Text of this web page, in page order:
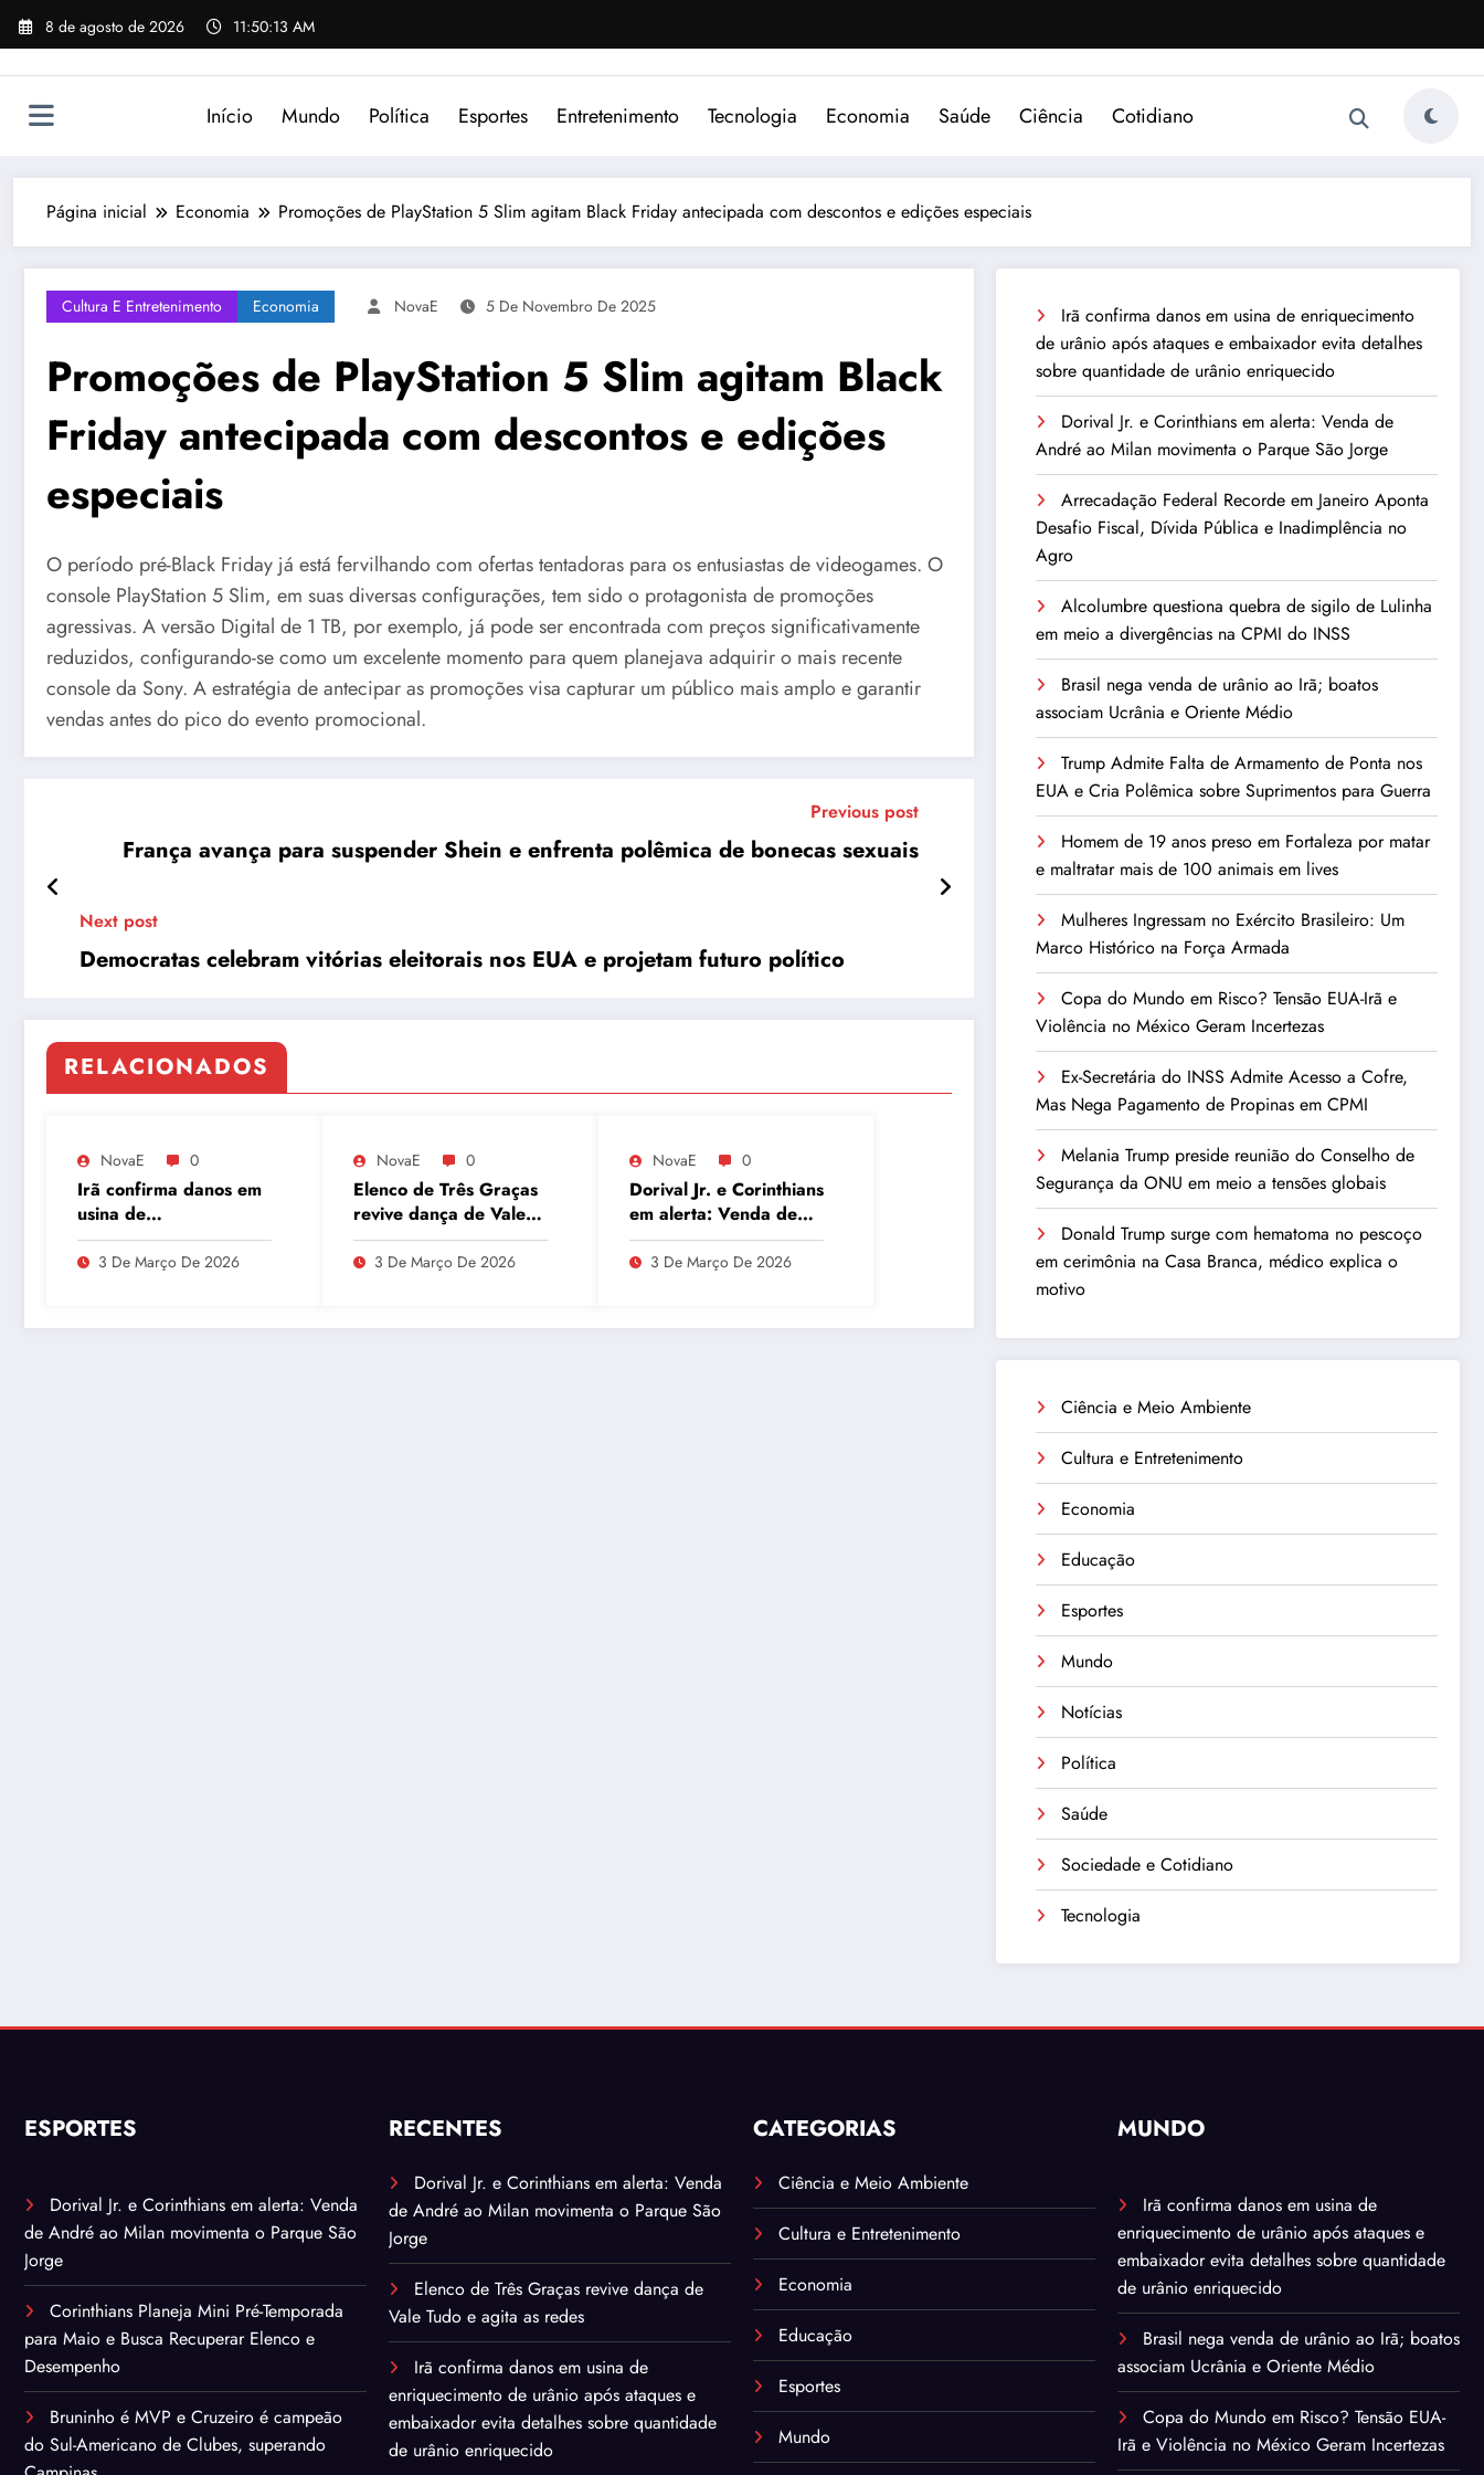
Pular
para
8 de agosto de 2026 11:50:13 AM
Início Mundo Política Esportes Entretenimento Tecnologia Economia Saúde Ciência Cotidiano
Página inicial Economia Promoções de PlayStation 5 Slim agitam Black Friday antecipada com descontos e edições especiais
Cultura E Entretenimento Economia NovaE 5 De Novembro De 2025
Promoções de PlayStation 5 Slim agitam Black
Friday antecipada com descontos e edições
especiais
O período pré-Black Friday já está fervilhando com ofertas tentadoras para os entusiastas de videogames. O
console PlayStation 5 Slim, em suas diversas configurações, tem sido o protagonista de promoções
agressivas. A versão Digital de 1 TB, por exemplo, já pode ser encontrada com preços significativamente
reduzidos, configurando-se como um excelente momento para quem planejava adquirir o mais recente
console da Sony. A estratégia de antecipar as promoções visa capturar um público mais amplo e garantir
vendas antes do pico do evento promocional.
Previous post
França avança para suspender Shein e enfrenta polêmica de bonecas sexuais
Next post
Democratas celebram vitórias eleitorais nos EUA e projetam futuro político
RELACIONADOS
NovaE 0
Irã confirma danos em
usina de
enriquecimento de
urânio após ataques e
quantidade de urânio
3 De Março De 2026
NovaE 0
Elenco de Três Graças
revive dança de Vale
Tudo e agita as redes
3 De Março De 2026
NovaE 0
Dorival Jr. e Corinthians
em alerta: Venda de
André ao Milan
movimenta o Parque
3 De Março De 2026
Irã confirma danos em usina de enriquecimento
de urânio após ataques e embaixador evita detalhes
sobre quantidade de urânio enriquecido
Dorival Jr. e Corinthians em alerta: Venda de
André ao Milan movimenta o Parque São Jorge
Arrecadação Federal Recorde em Janeiro Aponta
Desafio Fiscal, Dívida Pública e Inadimplência no
Agro
Alcolumbre questiona quebra de sigilo de Lulinha
em meio a divergências na CPMI do INSS
Brasil nega venda de urânio ao Irã; boatos
associam Ucrânia e Oriente Médio
Trump Admite Falta de Armamento de Ponta nos
EUA e Cria Polêmica sobre Suprimentos para Guerra
Homem de 19 anos preso em Fortaleza por matar
e maltratar mais de 100 animais em lives
Mulheres Ingressam no Exército Brasileiro: Um
Marco Histórico na Força Armada
Copa do Mundo em Risco? Tensão EUA-Irã e
Violência no México Geram Incertezas
Ex-Secretária do INSS Admite Acesso a Cofre,
Mas Nega Pagamento de Propinas em CPMI
Melania Trump preside reunião do Conselho de
Segurança da ONU em meio a tensões globais
Donald Trump surge com hematoma no pescoço
em cerimônia na Casa Branca, médico explica o
motivo
Ciência e Meio Ambiente
Cultura e Entretenimento
Economia
Educação
Esportes
Mundo
Notícias
Política
Saúde
Sociedade e Cotidiano
Tecnologia
ESPORTES
Dorival Jr. e Corinthians em alerta: Venda
de André ao Milan movimenta o Parque São
Jorge
Corinthians Planeja Mini Pré-Temporada
para Maio e Busca Recuperar Elenco e
Desempenho
Bruninho é MVP e Cruzeiro é campeão
do Sul-Americano de Clubes, superando
RECENTES
Dorival Jr. e Corinthians em alerta: Venda
de André ao Milan movimenta o Parque São
Jorge
Elenco de Três Graças revive dança de
Vale Tudo e agita as redes
Irã confirma danos em usina de
enriquecimento de urânio após ataques e
embaixador evita detalhes sobre quantidade
de urânio enriquecido
CATEGORIAS
Ciência e Meio Ambiente
Cultura e Entretenimento
Economia
Educação
Esportes
Mundo
MUNDO
Irã confirma danos em usina de
enriquecimento de urânio após ataques e
embaixador evita detalhes sobre quantidade
de urânio enriquecido
Brasil nega venda de urânio ao Irã; boatos
associam Ucrânia e Oriente Médio
Copa do Mundo em Risco? Tensão EUA-
Irã e Violência no México Geram Incertezas